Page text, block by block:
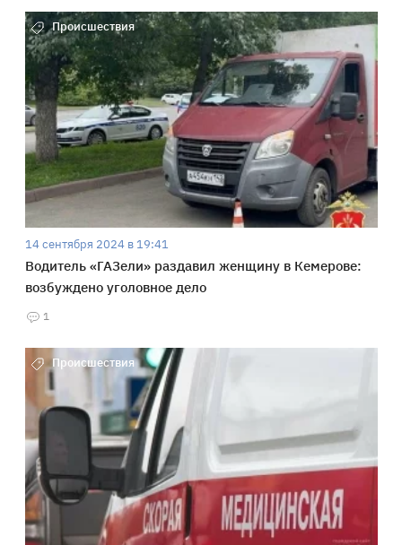
Происшествия
14 сентября 2024 в 19:41
Водитель «ГАЗели» раздавил женщину в Кемерове:
возбуждено уголовное дело
1
Происшествия